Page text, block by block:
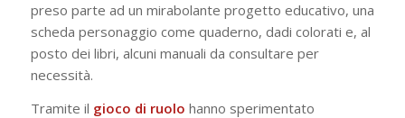
preso parte ad un mirabolante progetto educativo, una
scheda personaggio come quaderno, dadi colorati e, al
posto dei libri, alcuni manuali da consultare per
necessità.
Tramite il gioco di ruolo hanno sperimentato